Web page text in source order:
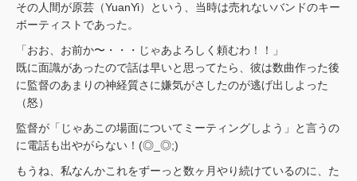
その人間が原芸（YuanYi）という、当時は売れないバンドのキー
ボーティストであった。
「おお、お前か〜・・・じゃあよろしく頼むわ！！」
既に面識があったので話は早いと思ってたら、彼は数曲作った後
に監督のあまりの神経質さに嫌気がさしたのが逃げ出しよった
（怒）
監督が「じゃあこの場面についてミーティングしよう」と言うの
に電話も出やがらない！(◎_◎;)
もうね、私なんかこれをずーっと数ヶ月やり続けているのに、た